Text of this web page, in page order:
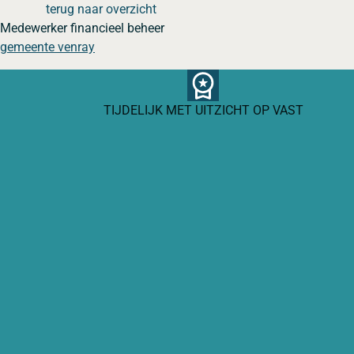
terug naar overzicht
Medewerker financieel beheer
gemeente venray
TIJDELIJK MET UITZICHT OP VAST